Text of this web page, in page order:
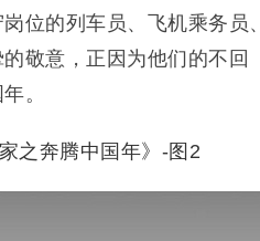
位的列车员、飞机乘务员、
敬意，正因为他们的不回
。